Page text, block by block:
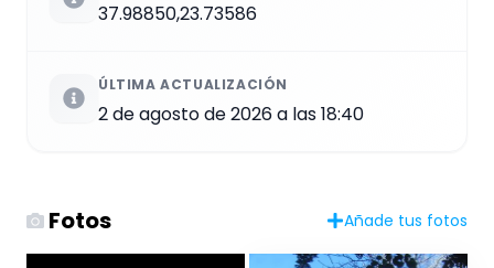
37.98850,23.73586
ÚLTIMA ACTUALIZACIÓN
2 de agosto de 2026 a las 18:40
Fotos Añade tus fotos